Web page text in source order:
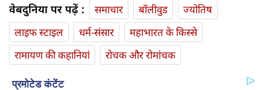
वेबदुनिया पर पढ़ें : समाचार बॉलीवुड
ज्योतिष
लाइफ स्‍टाइल
धर्म-संसार
महाभारत के किस्से
रामायण की कहानियां
रोचक और रोमांचक